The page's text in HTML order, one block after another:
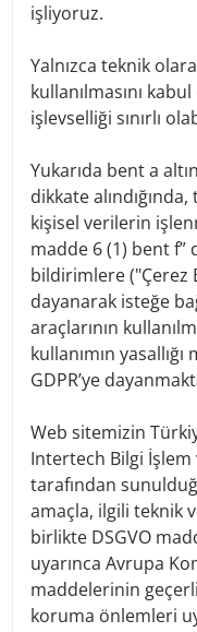
Scope and
We collect and use
brokerage of
context of the
of pre-contractual
request of data
activities required for
a credit institution,
business
of data processing,
contractual
addition, we process
other third parties in
basis of legitimate
consent), insofar as
our services. In
we have legitimately
sources (e.g. land
of associations,
to process. The data
services includes, in
customers,
işliyoruz.
Yalnızca teknik
kullanılmasını
işlevselliği sınırlı
Yukarıda bent a
dikkate
kişisel verilerin
madde 6 (1) bent f”
bildirimlere ("Çerez
dayanarak isteğe
araçlarının
kullanımın
GDPR’ye
Web sitemizin
Intertech Bilgi İşlem
tarafından
amaçla, ilgili teknik
birlikte DSGVO
uyarınca Avrupa
maddelerinin
koruma önlemleri